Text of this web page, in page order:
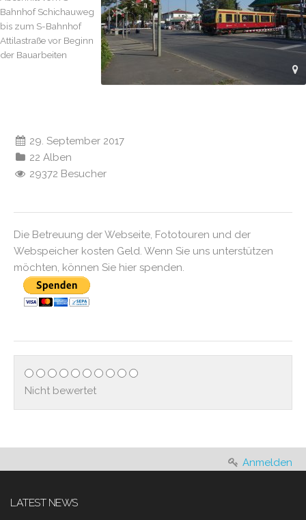
Bahnhof Schichauweg
bis zum S-Bahnhof
Attilastraße vor Beginn
der Bauarbeiten
29. September 2017
22 Alben
29372 Besucher
Die Betreuung der Webseite, Fototouren und der
Webspeicher kosten Geld. Wenn Sie uns unterstützen
möchten, können Sie hier spenden.
Nicht bewertet
Anmelden
LATEST NEWS